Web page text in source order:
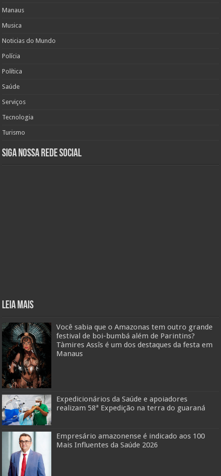
Manaus
Musica
Noticias do Mundo
Polícia
Política
Saúde
Serviços
Tecnologia
Turismo
Siga nossa rede social
Leia mais
Você sabia que o Amazonas tem outro grande
festival de boi-bumbá além de Parintins?
Tàmires Assîs é um dos destaques da festa em
Manaus
Expedicionários da Saúde e apoiadores
realizam 58ª Expedição na terra do guaraná
Empresário amazonense é indicado aos 100
Mais Influentes da Saúde 2026